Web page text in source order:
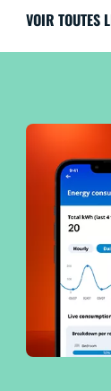
VOIR TOUTES